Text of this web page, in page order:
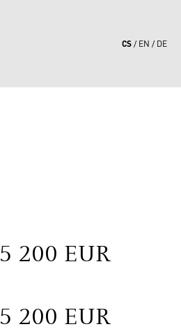
CS EN DE
5 200 EUR
5 200 EUR